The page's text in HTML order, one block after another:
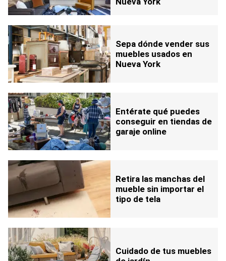
Sepa dónde vender sus
muebles usados en
Nueva York
Entérate qué puedes
conseguir en tiendas de
garaje online
Retira las manchas del
mueble sin importar el
tipo de tela
Cuidado de tus muebles